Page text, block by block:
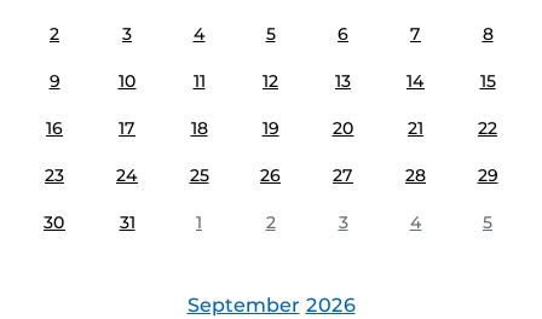
2 3 4 5 6 7 8
9 10 11 12 13 14 15
16 17 18 19 20 21 22
23 24 25 26 27 28 29
30 31 1 2 3 4 5
September 2026